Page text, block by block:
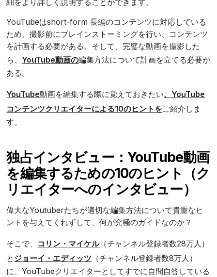
細をより詳しく説明することができます。
YouTubeはshort-form 長編のコンテンツに対応している
ため、撮影前にブレインストーミングを行い、コンテンツ
を計画する必要がある。そして、完璧な動画を撮影した
ら、 YouTube動画の編集方法について計画を立てる必要が
ある。
YouTube動画を編集する際に覚えておきたい、YouTube
コンテンツクリエイターによる10のヒントをご紹介しま
す。
独占インタビュー：YouTube動画
を編集するための10のヒント（ク
リエイターへのインタビュー）
偉大なYoutuberたちが適切な編集方法について貴重なヒ
ントを与えてくれずして、何が究極のガイドなのか？
そこで、 コリン・マイケル（チャンネル登録者数28万人）
と ジョーイ・エディッツ （チャンネル登録者数8万人）
に、YouTubeクリエイターとしてすでに自問自答している